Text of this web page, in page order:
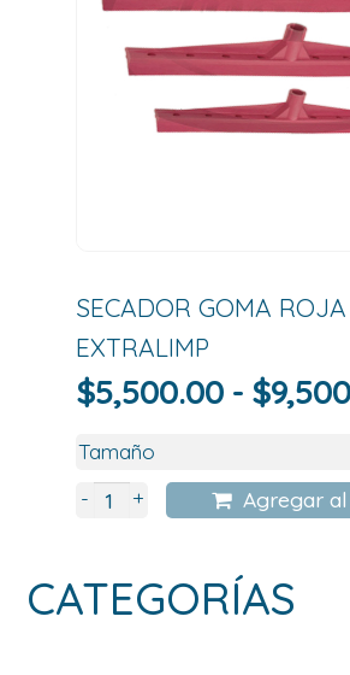
SECADOR GOMA ROJA
EXTRALIMP
$5,500.00 - $
- + Agregar
CATEGORÍAS